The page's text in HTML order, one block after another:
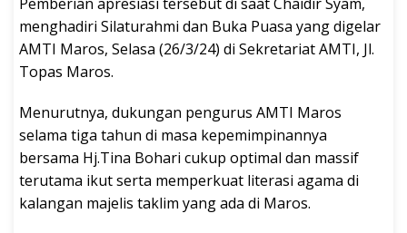
menghadiri Silaturahmi dan Buka Puasa yang digelar
AMTI Maros, Selasa (26/3/24) di Sekretariat AMTI, Jl.
Topas Maros.
Menurutnya, dukungan pengurus AMTI Maros
selama tiga tahun di masa kepemimpinannya
bersama Hj.Tina Bohari cukup optimal dan massif
terutama ikut serta memperkuat literasi agama di
kalangan majelis taklim yang ada di Maros.